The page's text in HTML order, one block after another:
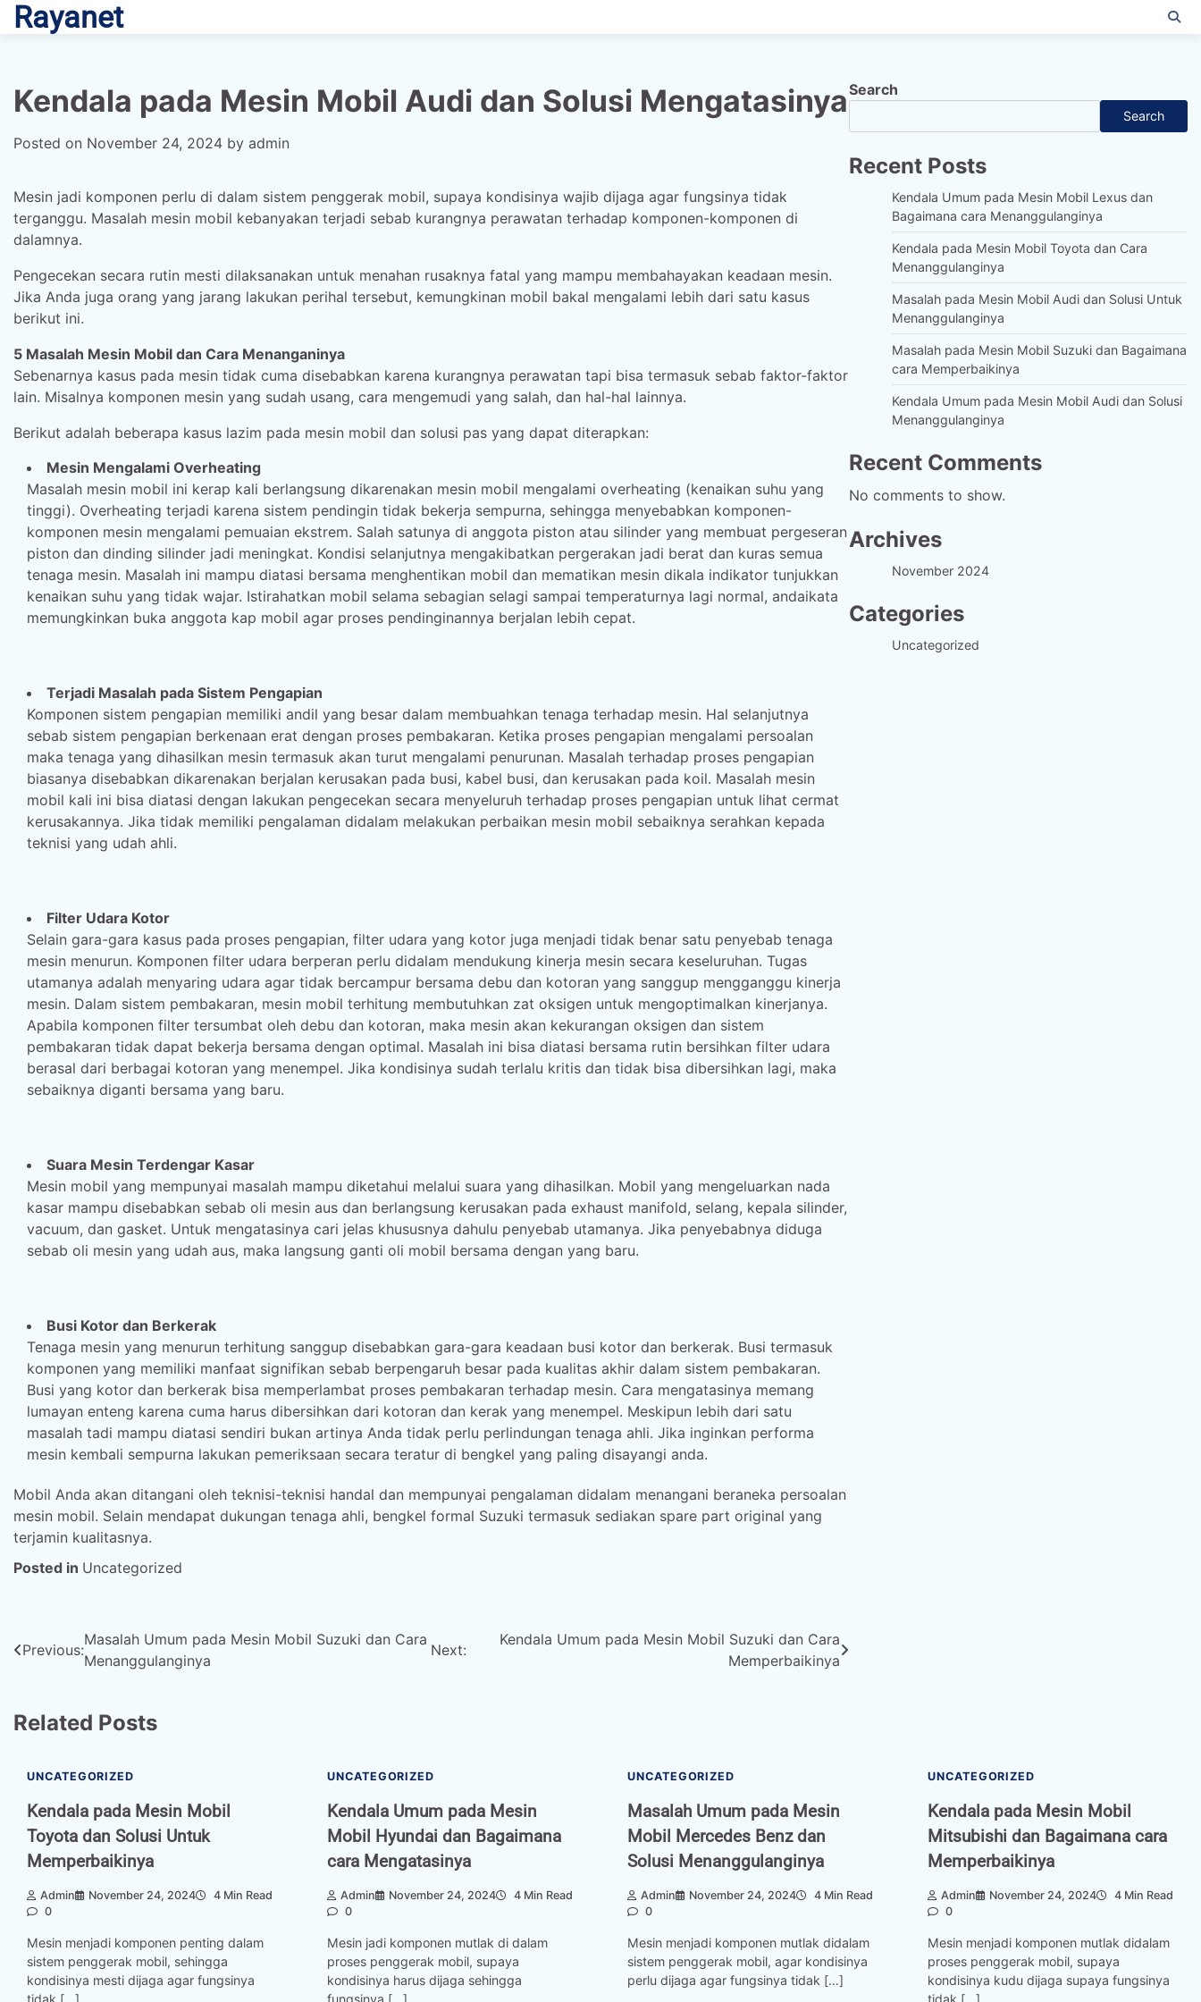
Skip
toRayanet
Kendala pada Mesin Mobil Audi dan Solusi Mengatasinya
Posted on November 24, 2024 by admin
Mesin jadi komponen perlu di dalam sistem penggerak mobil, supaya kondisinya wajib dijaga agar fungsinya tidak
terganggu. Masalah mesin mobil kebanyakan terjadi sebab kurangnya perawatan terhadap komponen-komponen di
dalamnya.
Pengecekan secara rutin mesti dilaksanakan untuk menahan rusaknya fatal yang mampu membahayakan keadaan mesin.
Jika Anda juga orang yang jarang lakukan perihal tersebut, kemungkinan mobil bakal mengalami lebih dari satu kasus
berikut ini.
5 Masalah Mesin Mobil dan Cara Menanganinya
Sebenarnya kasus pada mesin tidak cuma disebabkan karena kurangnya perawatan tapi bisa termasuk sebab faktor-faktor
lain. Misalnya komponen mesin yang sudah usang, cara mengemudi yang salah, dan hal-hal lainnya.
Berikut adalah beberapa kasus lazim pada mesin mobil dan solusi pas yang dapat diterapkan:
Mesin Mengalami Overheating
Masalah mesin mobil ini kerap kali berlangsung dikarenakan mesin mobil mengalami overheating (kenaikan suhu yang
tinggi). Overheating terjadi karena sistem pendingin tidak bekerja sempurna, sehingga menyebabkan komponen-
komponen mesin mengalami pemuaian ekstrem. Salah satunya di anggota piston atau silinder yang membuat pergeseran
piston dan dinding silinder jadi meningkat. Kondisi selanjutnya mengakibatkan pergerakan jadi berat dan kuras semua
tenaga mesin. Masalah ini mampu diatasi bersama menghentikan mobil dan mematikan mesin dikala indikator tunjukkan
kenaikan suhu yang tidak wajar. Istirahatkan mobil selama sebagian selagi sampai temperaturnya lagi normal, andaikata
memungkinkan buka anggota kap mobil agar proses pendinginannya berjalan lebih cepat.
Terjadi Masalah pada Sistem Pengapian
Komponen sistem pengapian memiliki andil yang besar dalam membuahkan tenaga terhadap mesin. Hal selanjutnya
sebab sistem pengapian berkenaan erat dengan proses pembakaran. Ketika proses pengapian mengalami persoalan
maka tenaga yang dihasilkan mesin termasuk akan turut mengalami penurunan. Masalah terhadap proses pengapian
biasanya disebabkan dikarenakan berjalan kerusakan pada busi, kabel busi, dan kerusakan pada koil. Masalah mesin
mobil kali ini bisa diatasi dengan lakukan pengecekan secara menyeluruh terhadap proses pengapian untuk lihat cermat
kerusakannya. Jika tidak memiliki pengalaman didalam melakukan perbaikan mesin mobil sebaiknya serahkan kepada
teknisi yang udah ahli.
Filter Udara Kotor
Selain gara-gara kasus pada proses pengapian, filter udara yang kotor juga menjadi tidak benar satu penyebab tenaga
mesin menurun. Komponen filter udara berperan perlu didalam mendukung kinerja mesin secara keseluruhan. Tugas
utamanya adalah menyaring udara agar tidak bercampur bersama debu dan kotoran yang sanggup mengganggu kinerja
mesin. Dalam sistem pembakaran, mesin mobil terhitung membutuhkan zat oksigen untuk mengoptimalkan kinerjanya.
Apabila komponen filter tersumbat oleh debu dan kotoran, maka mesin akan kekurangan oksigen dan sistem
pembakaran tidak dapat bekerja bersama dengan optimal. Masalah ini bisa diatasi bersama rutin bersihkan filter udara
berasal dari berbagai kotoran yang menempel. Jika kondisinya sudah terlalu kritis dan tidak bisa dibersihkan lagi, maka
sebaiknya diganti bersama yang baru.
Suara Mesin Terdengar Kasar
Mesin mobil yang mempunyai masalah mampu diketahui melalui suara yang dihasilkan. Mobil yang mengeluarkan nada
kasar mampu disebabkan sebab oli mesin aus dan berlangsung kerusakan pada exhaust manifold, selang, kepala silinder,
vacuum, dan gasket. Untuk mengatasinya cari jelas khususnya dahulu penyebab utamanya. Jika penyebabnya diduga
sebab oli mesin yang udah aus, maka langsung ganti oli mobil bersama dengan yang baru.
Busi Kotor dan Berkerak
Tenaga mesin yang menurun terhitung sanggup disebabkan gara-gara keadaan busi kotor dan berkerak. Busi termasuk
komponen yang memiliki manfaat signifikan sebab berpengaruh besar pada kualitas akhir dalam sistem pembakaran.
Busi yang kotor dan berkerak bisa memperlambat proses pembakaran terhadap mesin. Cara mengatasinya memang
lumayan enteng karena cuma harus dibersihkan dari kotoran dan kerak yang menempel. Meskipun lebih dari satu
masalah tadi mampu diatasi sendiri bukan artinya Anda tidak perlu perlindungan tenaga ahli. Jika inginkan performa
mesin kembali sempurna lakukan pemeriksaan secara teratur di bengkel yang paling disayangi anda.
Mobil Anda akan ditangani oleh teknisi-teknisi handal dan mempunyai pengalaman didalam menangani beraneka persoalan
mesin mobil. Selain mendapat dukungan tenaga ahli, bengkel formal Suzuki termasuk sediakan spare part original yang
terjamin kualitasnya.
Posted in Uncategorized
Post
navigation
Previous:
Masalah Umum pada Mesin Mobil Suzuki dan Cara
Menanggulanginya
Next:
Kendala Umum pada Mesin Mobil Suzuki dan Cara
Memperbaikinya
Search
Search
Recent Posts
Kendala Umum pada Mesin Mobil Lexus dan
Bagaimana cara Menanggulanginya
Kendala pada Mesin Mobil Toyota dan Cara
Menanggulanginya
Masalah pada Mesin Mobil Audi dan Solusi Untuk
Menanggulanginya
Masalah pada Mesin Mobil Suzuki dan Bagaimana
cara Memperbaikinya
Kendala Umum pada Mesin Mobil Audi dan Solusi
Menanggulanginya
Recent Comments
No comments to show.
Archives
November 2024
Categories
Uncategorized
Related Posts
UNCATEGORIZED
Kendala pada Mesin Mobil
Toyota dan Solusi Untuk
Memperbaikinya
Admin November 24, 2024
4 Min Read
0
Mesin menjadi komponen penting dalam
sistem penggerak mobil, sehingga
kondisinya mesti dijaga agar fungsinya
tidak […]
UNCATEGORIZED
Kendala Umum pada Mesin
Mobil Hyundai dan Bagaimana
cara Mengatasinya
Admin November 24, 2024
4 Min Read
0
Mesin jadi komponen mutlak di dalam
proses penggerak mobil, supaya
kondisinya harus dijaga sehingga
fungsinya […]
UNCATEGORIZED
Masalah Umum pada Mesin
Mobil Mercedes Benz dan
Solusi Menanggulanginya
Admin November 24, 2024
4 Min Read
0
Mesin menjadi komponen mutlak didalam
sistem penggerak mobil, agar kondisinya
perlu dijaga agar fungsinya tidak […]
UNCATEGORIZED
Kendala pada Mesin Mobil
Mitsubishi dan Bagaimana cara
Memperbaikinya
Admin November 24, 2024
4 Min Read
0
Mesin menjadi komponen mutlak didalam
proses penggerak mobil, supaya
kondisinya kudu dijaga supaya fungsinya
tidak […]